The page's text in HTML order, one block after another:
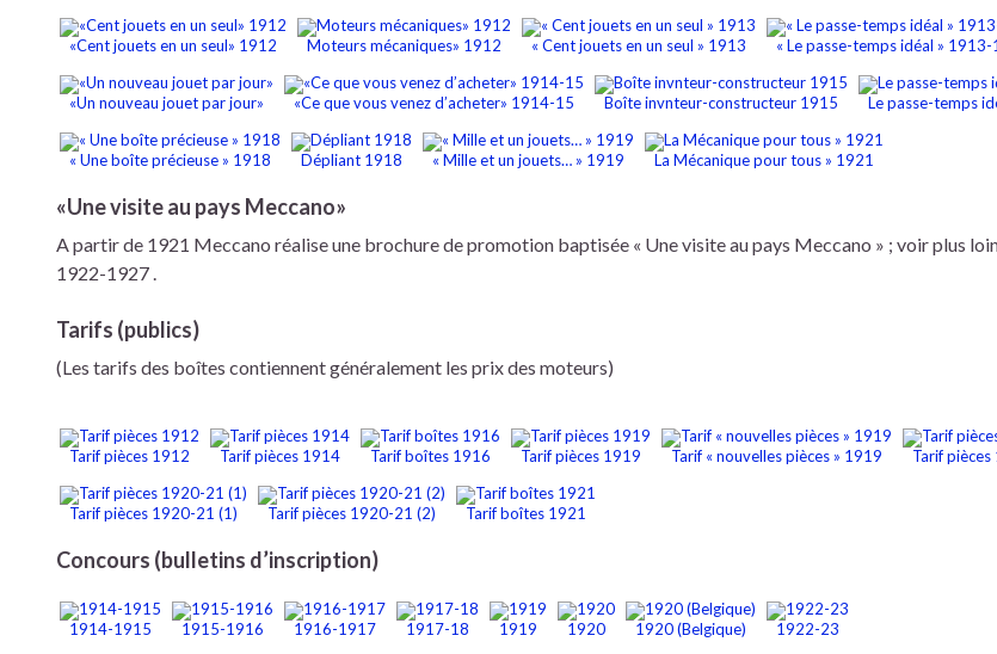
«Cent jouets en un seul» 1912 Moteurs mécaniques» 1912 « Cent jouets en un seul » 1913 « Le passe-temps idéal »
«Un nouveau jouet par jour» «Ce que vous venez d’acheter» 1914-15 Boîte invnteur-constructeur 1915 Le passe-temps
« Une boîte précieuse » 1918 Dépliant 1918 « Mille et un jouets… » 1919 La Mécanique pour tous » 1921
«Une visite au pays Meccano»
A partir de 1921 Meccano réalise une brochure de promotion baptisée « Une visite au pays Meccano » ; voir plus
1922-1927 .
Tarifs (publics)
(Les tarifs des boîtes contiennent généralement les prix des moteurs)
Tarif pièces 1912 Tarif pièces 1914 Tarif boîtes 1916 Tarif pièces 1919 Tarif « nouvelles pièces » 1919 Tarif
Tarif pièces 1920-21 (1) Tarif pièces 1920-21 (2) Tarif boîtes 1921
Concours (bulletins d’inscription)
1914-1915 1915-1916 1916-1917 1917-18 1919 1920 1920 (Belgique) 1922-23